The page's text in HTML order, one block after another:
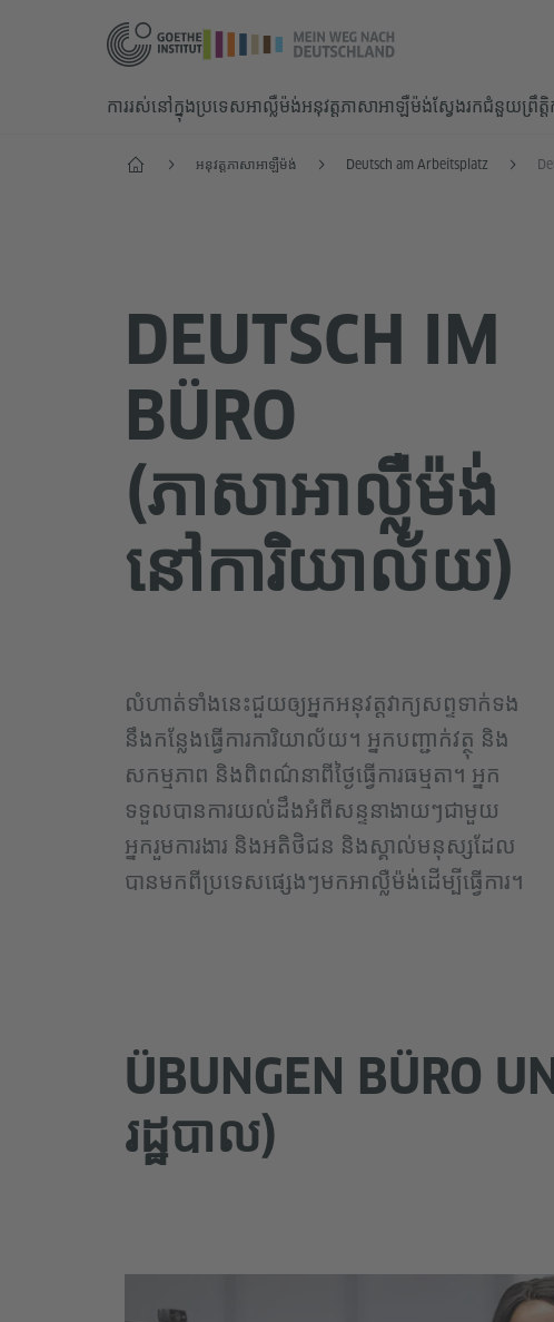
ការរស់នៅក្នុងប្រទេសអាល្លឺម៉ង់អនុវត្តភាសាអាឡឺម៉ង់ស្វែងរកជំនួយព្រឹ
Start អនុវត្តភាសាអាឡឺម៉ង់ Deutsch am Arbeitsplatz
DEUTSCH IM
BÜRO
(ភាសាអាល្លឺម៉ង់
នៅការិយាល័យ)
លំហាត់ទាំងនេះជួយឲ្យអ្នកអនុវត្តវាក្យសព្ទទាក់ទង
នឹងកន្លែងធ្វើការការិយាល័យ។ អ្នកបញ្ជាក់វត្ថុ និង
សកម្មភាព និងពិពណ៌នាពីថ្ងៃធ្វើការធម្មតា។ អ្នក
ទទួលបានការយល់ដឹងអំពីសន្ទនាងាយៗជាមួយ
អ្នករួមការងារ និងអតិថិជន និងស្គាល់មនុស្សដែល
បានមកពីប្រទេសផ្សេងៗមកអាល្លឺម៉ង់ដើម្បីធ្វើការ។
ÜBUNGEN BÜRO
រដ្ឋបាល)